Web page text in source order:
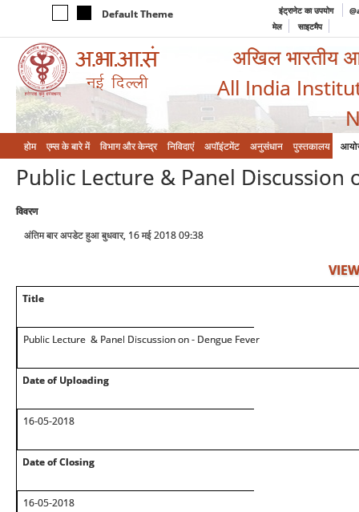
Default Theme इंट्रानेट का उपयोग
मेल
साइटमैप
अखिल भारतीय
All India
होम एम्‍स के बारे में विभाग और केन्‍द्र निविदाएं अपॉइंटमेंट अनुसंधान पुस्तकालय
Public Lecture & Panel Discussion
विवरण
अंतिम बार अपडेट हुआ बुधवार, 16 मई 2018 09:38
Title
Public Lecture & Panel Discussion on - Dengue Fever
Date of Uploading
16-05-2018
Date of Closing
16-05-2018